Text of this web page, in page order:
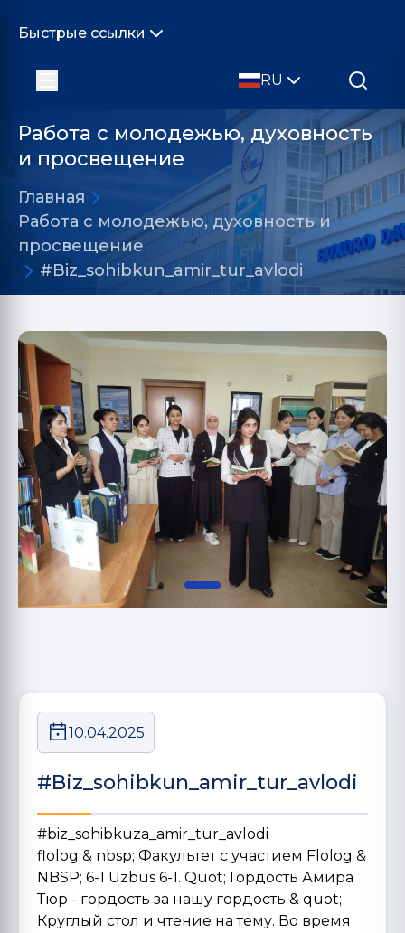
Быстрые ссылки
RU
Работа с молодежью, духовность
и просвещение
Главная
Работа с молодежью, духовность и
просвещение
#Biz_sohibkun_amir_tur_avlodi
10.04.2025
#Biz_sohibkun_amir_tur_avlodi
#biz_sohibkuza_amir_tur_avlodi
flolog & nbsp; Факультет с участием Flolog &
NBSP; 6-1 Uzbus 6-1. Quot; Гордость Амира
Тюр - гордость за нашу гордость & quot;
Круглый стол и чтение на тему. Во время